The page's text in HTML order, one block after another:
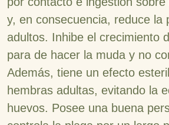
y, en consecuencia, reduce la
adultos. Inhibe el crecimiento
para de hacer la muda y no
Además, tiene un efecto
hembras adultas, evitando la
huevos. Posee una buena